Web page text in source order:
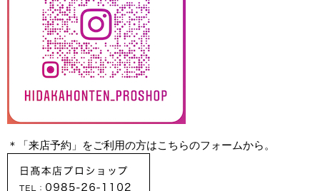
＊「来店予約」をご利用の方はこちらのフォームから。